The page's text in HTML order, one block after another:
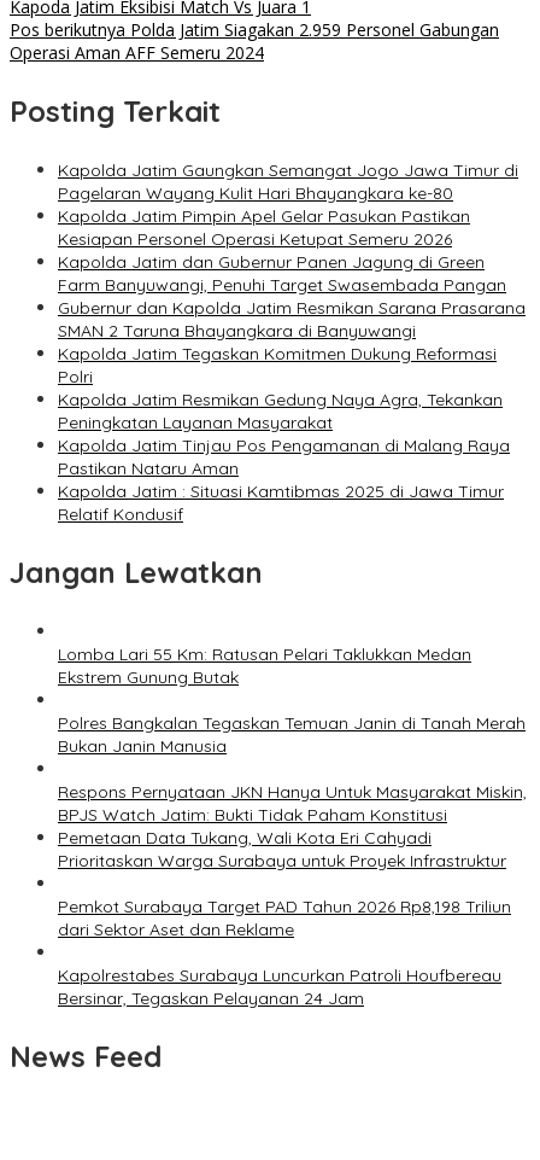
Kapoda Jatim Eksibisi Match Vs Juara 1
Pos berikutnya Polda Jatim Siagakan 2.959 Personel Gabungan
Operasi Aman AFF Semeru 2024
Posting Terkait
Kapolda Jatim Gaungkan Semangat Jogo Jawa Timur di
Pagelaran Wayang Kulit Hari Bhayangkara ke-80
Kapolda Jatim Pimpin Apel Gelar Pasukan Pastikan
Kesiapan Personel Operasi Ketupat Semeru 2026
Kapolda Jatim dan Gubernur Panen Jagung di Green
Farm Banyuwangi, Penuhi Target Swasembada Pangan
Gubernur dan Kapolda Jatim Resmikan Sarana Prasarana
SMAN 2 Taruna Bhayangkara di Banyuwangi
Kapolda Jatim Tegaskan Komitmen Dukung Reformasi
Polri
Kapolda Jatim Resmikan Gedung Naya Agra, Tekankan
Peningkatan Layanan Masyarakat
Kapolda Jatim Tinjau Pos Pengamanan di Malang Raya
Pastikan Nataru Aman
Kapolda Jatim : Situasi Kamtibmas 2025 di Jawa Timur
Relatif Kondusif
Jangan Lewatkan
Lomba Lari 55 Km: Ratusan Pelari Taklukkan Medan
Ekstrem Gunung Butak
Polres Bangkalan Tegaskan Temuan Janin di Tanah Merah
Bukan Janin Manusia
Respons Pernyataan JKN Hanya Untuk Masyarakat Miskin,
BPJS Watch Jatim: Bukti Tidak Paham Konstitusi
Pemetaan Data Tukang, Wali Kota Eri Cahyadi
Prioritaskan Warga Surabaya untuk Proyek Infrastruktur
Pemkot Surabaya Target PAD Tahun 2026 Rp8,198 Triliun
dari Sektor Aset dan Reklame
Kapolrestabes Surabaya Luncurkan Patroli Houfbereau
Bersinar, Tegaskan Pelayanan 24 Jam
News Feed